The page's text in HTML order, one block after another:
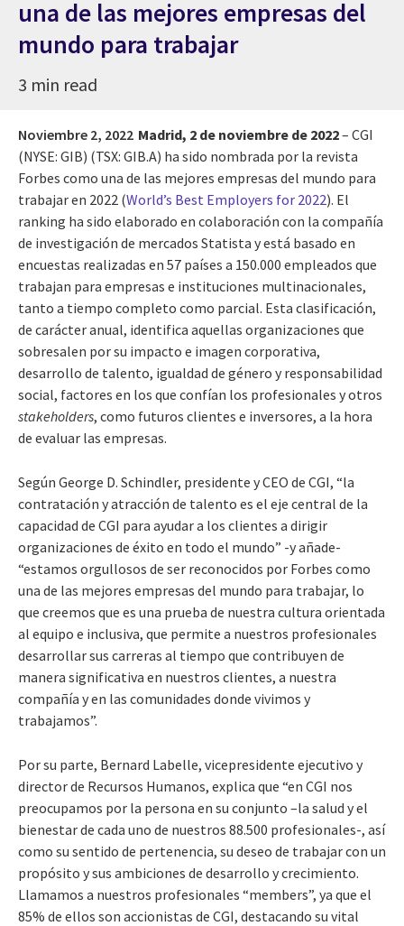
una de las mejores empresas del
mundo para trabajar
3 min read
Noviembre 2, 2022 Madrid, 2 de noviembre de 2022– CGI
(NYSE: GIB) (TSX: GIB.A) ha sido nombrada por la revista
Forbes como una de las mejores empresas del mundo para
trabajar en 2022 (World’s Best Employers for 2022). El
ranking ha sido elaborado en colaboración con la compañía
de investigación de mercados Statista y está basado en
encuestas realizadas en 57 países a 150.000 empleados que
trabajan para empresas e instituciones multinacionales,
tanto a tiempo completo como parcial. Esta clasificación,
de carácter anual, identifica aquellas organizaciones que
sobresalen por su impacto e imagen corporativa,
desarrollo de talento, igualdad de género y responsabilidad
social, factores en los que confían los profesionales y otros
stakeholders, como futuros clientes e inversores, a la hora
de evaluar las empresas.
Según George D. Schindler, presidente y CEO de CGI, “la
contratación y atracción de talento es el eje central de la
capacidad de CGI para ayudar a los clientes a dirigir
organizaciones de éxito en todo el mundo” -y añade-
“estamos orgullosos de ser reconocidos por Forbes como
una de las mejores empresas del mundo para trabajar, lo
que creemos que es una prueba de nuestra cultura orientada
al equipo e inclusiva, que permite a nuestros profesionales
desarrollar sus carreras al tiempo que contribuyen de
manera significativa en nuestros clientes, a nuestra
compañía y en las comunidades donde vivimos y
trabajamos”.
Por su parte, Bernard Labelle, vicepresidente ejecutivo y
director de Recursos Humanos, explica que “en CGI nos
preocupamos por la persona en su conjunto –la salud y el
bienestar de cada uno de nuestros 88.500 profesionales-, así
como su sentido de pertenencia, su deseo de trabajar con un
propósito y sus ambiciones de desarrollo y crecimiento.
Llamamos a nuestros profesionales “members”, ya que el
85% de ellos son accionistas de CGI, destacando su vital